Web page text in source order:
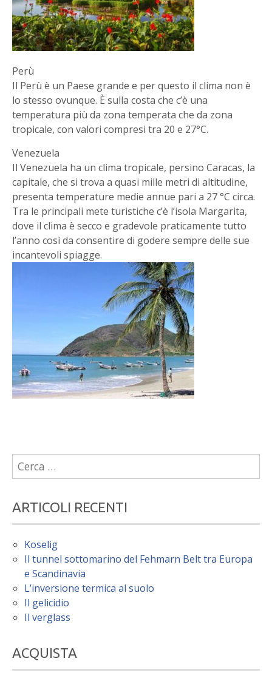
Perù
Il Perù è un Paese grande e per questo il clima non è
lo stesso ovunque. È sulla costa che c’è una
temperatura più da zona temperata che da zona
tropicale, con valori compresi tra 20 e 27°C.
Venezuela
Il Venezuela ha un clima tropicale, persino Caracas, la
capitale, che si trova a quasi mille metri di altitudine,
presenta temperature medie annue pari a 27 °C circa.
Tra le principali mete turistiche c’è l’isola Margarita,
dove il clima è secco e gradevole praticamente tutto
l’anno così da consentire di godere sempre delle sue
incantevoli spiagge.
Ricerca
per:
ARTICOLI RECENTI
Koselig
Il tunnel sottomarino del Fehmarn Belt tra Europa
e Scandinavia
L’inversione termica al suolo
Il gelicidio
Il verglass
ACQUISTA